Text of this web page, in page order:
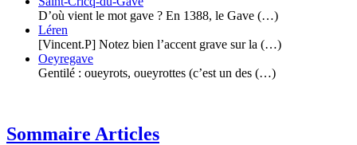
D’où vient le mot gave ? En 1388, le Gave (…)
Léren
[Vincent.P] Notez bien l’accent grave sur la (…)
Oeyregave
Gentilé : oueyrots, oueyrottes (c’est un des (…)
Sommaire Articles